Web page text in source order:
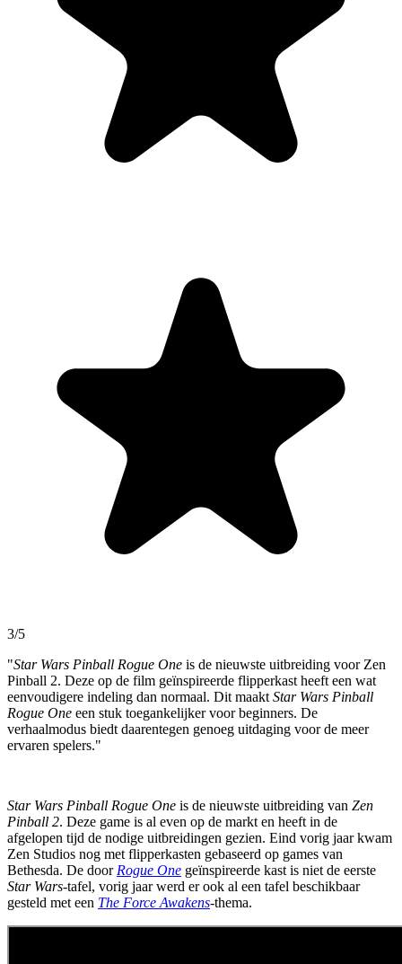
3/5
"Star Wars Pinball Rogue One is de nieuwste uitbreiding voor Zen
Pinball 2. Deze op de film geïnspireerde flipperkast heeft een wat
eenvoudigere indeling dan normaal. Dit maakt Star Wars Pinball
Rogue One een stuk toegankelijker voor beginners. De
verhaalmodus biedt daarentegen genoeg uitdaging voor de meer
ervaren spelers."
Star Wars Pinball Rogue One is de nieuwste uitbreiding van Zen
Pinball 2. Deze game is al even op de markt en heeft in de
afgelopen tijd de nodige uitbreidingen gezien. Eind vorig jaar kwam
Zen Studios nog met flipperkasten gebaseerd op games van
Bethesda. De door Rogue One geïnspireerde kast is niet de eerste
Star Wars-tafel, vorig jaar werd er ook al een tafel beschikbaar
gesteld met een The Force Awakens-thema.